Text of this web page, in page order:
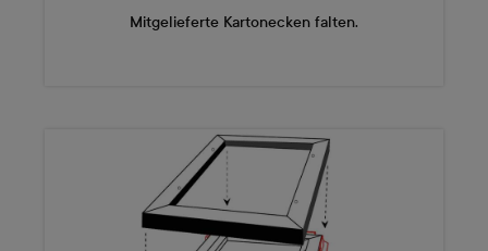
Mitgelieferte Kartonecken falten.